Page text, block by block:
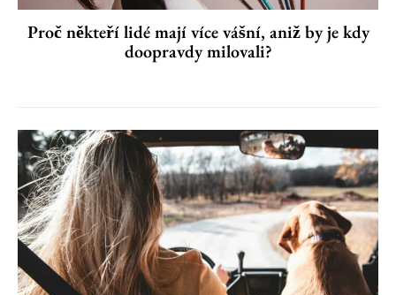
Proč někteří lidé mají více vášní, aniž by je kdy
doopravdy milovali?